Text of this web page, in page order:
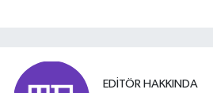
EDITÖR HAKKINDA